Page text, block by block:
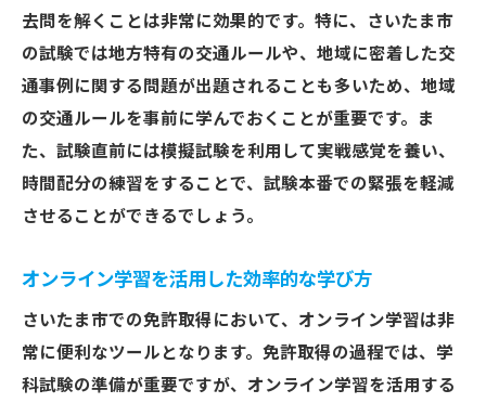
去問を解くことは非常に効果的です。特に、さいたま市
の試験では地方特有の交通ルールや、地域に密着した交
通事例に関する問題が出題されることも多いため、地域
の交通ルールを事前に学んでおくことが重要です。ま
た、試験直前には模擬試験を利用して実戦感覚を養い、
時間配分の練習をすることで、試験本番での緊張を軽減
させることができるでしょう。
オンライン学習を活用した効率的な学び方
さいたま市での免許取得において、オンライン学習は非
常に便利なツールとなります。免許取得の過程では、学
科試験の準備が重要ですが、オンライン学習を活用する